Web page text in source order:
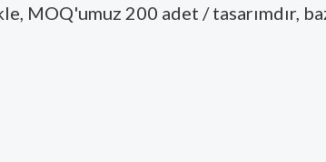
MOQ'umuz 200 adet / tasarımdır,